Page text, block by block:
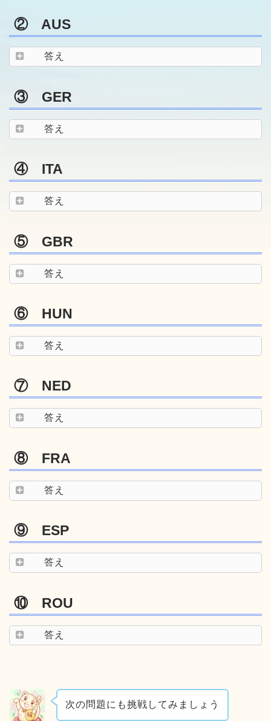
② AUS
答え
③ GER
答え
④ ITA
答え
⑤ GBR
答え
⑥ HUN
答え
⑦ NED
答え
⑧ FRA
答え
⑨ ESP
答え
⑩ ROU
答え
次の問題にも挑戦してみましょう